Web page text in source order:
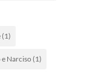
(1)
e Narciso(1)